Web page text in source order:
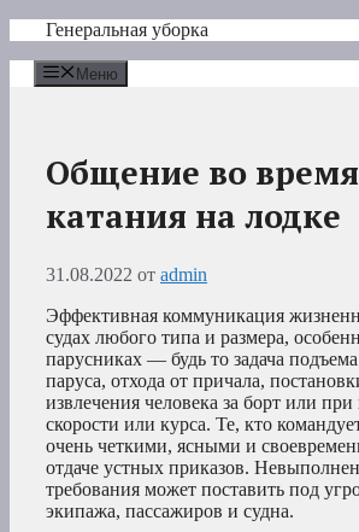
Перейти
содержимому
Генеральная уборка
Меню
Общение во время
катания на лодке
31.08.2022 от admin
Эффективная коммуникация
судах любого типа и размера,
парусниках — будь то задача
паруса, отхода от причала,
извлечения человека за борт или
скорости или курса. Те, кто
очень четкими, ясными и
отдаче устных приказов.
требования может поставить под
экипажа, пассажиров и судна.